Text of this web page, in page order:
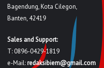
Bagendung, Kota Cilegon,
Banten, 42419
Sales and Support:
T: 0896-0429-1819
e-Mail:redaksibiem@gmail.com